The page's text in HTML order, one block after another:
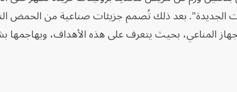
الجديدة". بعد ذلك تُصمم جزيئات صناعية من الحمض
المناعي، بحيث يتعرف على هذه الأهداف، ويهاجمها